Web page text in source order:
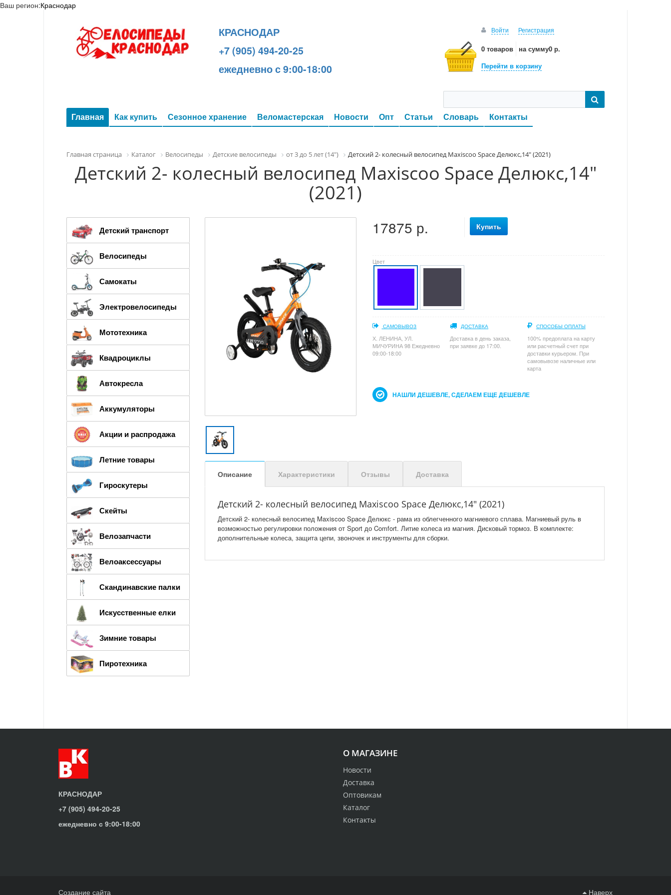
Ваш регион:Краснодар
КРАСНОДАР
+7 (905) 494-20-25
ежедневно с 9:00-18:00
Войти Регистрация
0 товаров на сумму0 р.
Перейти в корзину
Главная Как купить Сезонное хранение Веломастерская Новости Опт Статьи Словарь Контакты
Главная страница Каталог Велосипеды Детские велосипеды от 3 до 5 лет (14") Детский 2- колесный велосипед Maxiscoo Space Делюкс,14" (2021)
Детский 2- колесный велосипед Maxiscoo Space Делюкс,14"
(2021)
17875 р. Купить
Цвет
САМОВЫВОЗ
Х. ЛЕНИНА, УЛ.
МИЧУРИНА 98 Ежедневно
09:00-18:00
ДОСТАВКА
Доставка в день заказа,
при заявке до 17:00.
СПОСОБЫ ОПЛАТЫ
100% предоплата на карту
или расчетный счет при
доставки курьером. При
самовывозе наличные или
карта
НАШЛИ ДЕШЕВЛЕ, СДЕЛАЕМ ЕЩЕ ДЕШЕВЛЕ
Описание Характеристики Отзывы Доставка
Детский 2- колесный велосипед Maxiscoo Space Делюкс,14" (2021)
Детский 2- колесный велосипед Maxiscoo Space Делюкс - рама из облегченного магниевого сплава. Магниевый руль в
возможностью регулировки положения от Sport до Comfort. Литие колеса из магния. Дисковый тормоз. В комплекте:
дополнительные колеса, защита цепи, звоночек и инструменты для сборки.
Детский транспорт
Велосипеды
Самокаты
Электровелосипеды
Мототехника
Квадроциклы
Автокресла
Аккумуляторы
Акции и распродажа
Летние товары
Гироскутеры
Скейты
Велозапчасти
Велоаксессуары
Скандинавские палки
Искусственные елки
Зимние товары
Пиротехника
О МАГАЗИНЕ
Новости
Доставка
Оптовикам
Каталог
Контакты
КРАСНОДАР
+7 (905) 494-20-25
ежедневно с 9:00-18:00
Создание сайта Наверх